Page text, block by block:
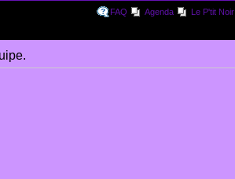
FAQ Agenda Le P'tit Noir